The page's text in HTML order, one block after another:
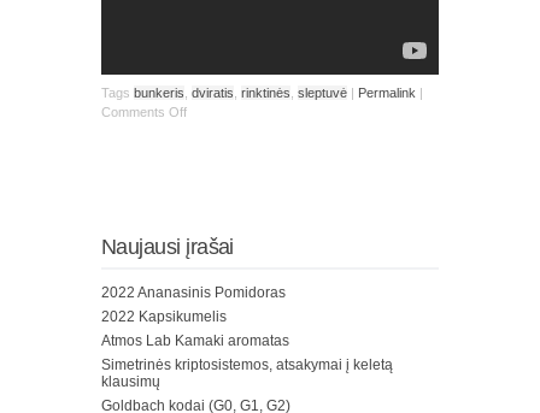
Tags bunkeris dviratis rinktinės sleptuvė | Permalink |
Comments Off
Naujausi įrašai
2022 Ananasinis Pomidoras
2022 Kapsikumelis
Atmos Lab Kamaki aromatas
Simetrinės kriptosistemos, atsakymai į keletą
klausimų
Goldbach kodai (G0, G1, G2)